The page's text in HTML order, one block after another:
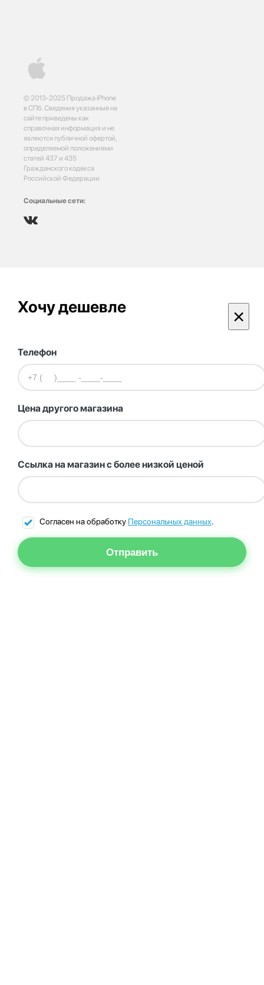
© 2013-2025 Продажа iPhone
в СПб. Сведения указанные на
сайте приведены как
справочная информация и не
являются публичной офертой,
определяемой положениями
статей 437 и 435
Гражданского кодекса
Российской Федерации
Социальные сети:
Хочу дешевле ×
Телефон
Цена другого магазина
Ссылка на магазин с более низкой ценой
Согласен на обработку Персональных данных.
Отправить